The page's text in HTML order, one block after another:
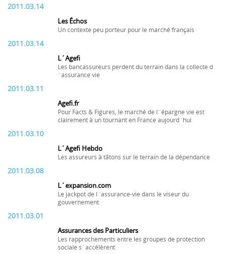
2011.03.14
Les Échos
Un contexte peu porteur pour le marché français
2011.03.14
L´Agefi
Les bancassureurs perdent du terrain dans la collecte d
´assurance vie
2011.03.11
Agefi.fr
Pour Facts & Figures, le marché de l´épargne vie est
clairement à un tournant en France aujourd´hui
2011.03.10
L´Agefi Hebdo
Les assureurs à tâtons sur le terrain de la dépendance
2011.03.08
L´expansion.com
Le jackpot de l´assurance-vie dans le viseur du
gouvernement
2011.03.01
Assurances des Particuliers
Les rapprochements entre les groupes de protection
sociale s´accélèrent